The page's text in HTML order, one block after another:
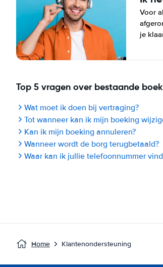
Voor
je
Top 5 vragen over bestaande
Wat moet ik doen bij vertraging?
Tot wanneer kan ik mijn boeking
Kan ik mijn boeking annuleren?
Wanneer wordt de borg terugbetaald?
Waar kan ik jullie telefoonnummer
Home Klantenondersteuning